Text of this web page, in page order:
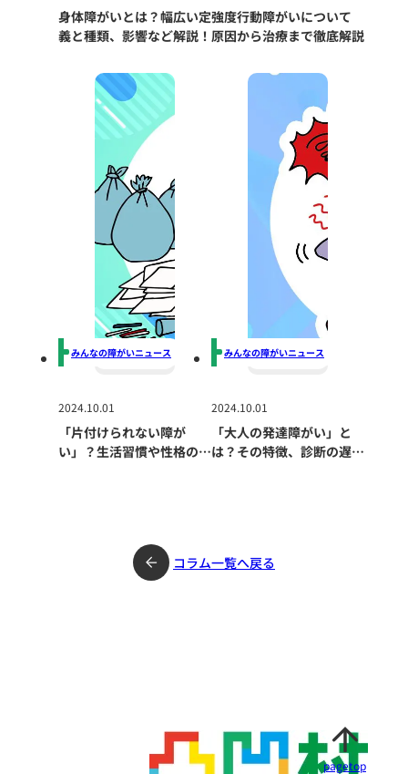
身体障がいとは？幅広い定
義と種類、影響など解説！
強度行動障がいについて
原因から治療まで徹底解説
2024.10.01
「片付けられない障が
い」？生活習慣や性格の問
みんなの障がいニュース
2024.10.01
「大人の発達障がい」と
は？その特徴、診断の遅
みんなの障がいニュース
コラム一覧へ戻る
pagetop